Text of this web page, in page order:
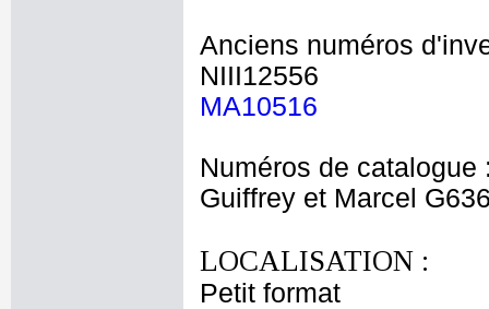
Anciens numéros
NIII12556
MA10516
Numéros de catalogue
Guiffrey et Marcel
LOCALISATION :
Petit format